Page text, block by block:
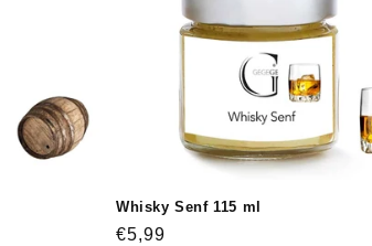
Whisky Senf 115 ml
Normaler
€5,99